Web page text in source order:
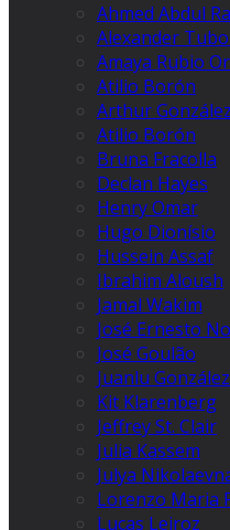
Ahmed Abdul
Alexander
Amaya Rubio
Atilio Borón
Arthur González
Atilio Borón
Bruna Fracolla
Declan Hayes
Henry Omar
Hugo Dionísio
Hussein Assaf
Ibrahim Aloush
Jamal Wakim
José Ernesto
José Goulão
Juanlu González
Kit Klarenberg
Jeffrey St. Clair
Julia Kassem
Julya
Lorenzo Maria
Lucas Leiroz